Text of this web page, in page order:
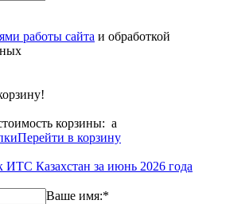
работы сайта и обработкой
корзины: a
Перейти в корзину
ИТС Казахстан за июнь 2026 года
Ваше имя:*